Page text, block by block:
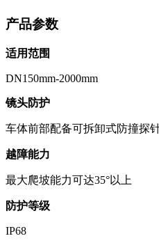
产品参数
适用范围
DN150mm-2000mm
镜头防护
车体前部配备可拆卸式防撞探
越障能力
最大爬坡能力可达35°以上
防护等级
IP68